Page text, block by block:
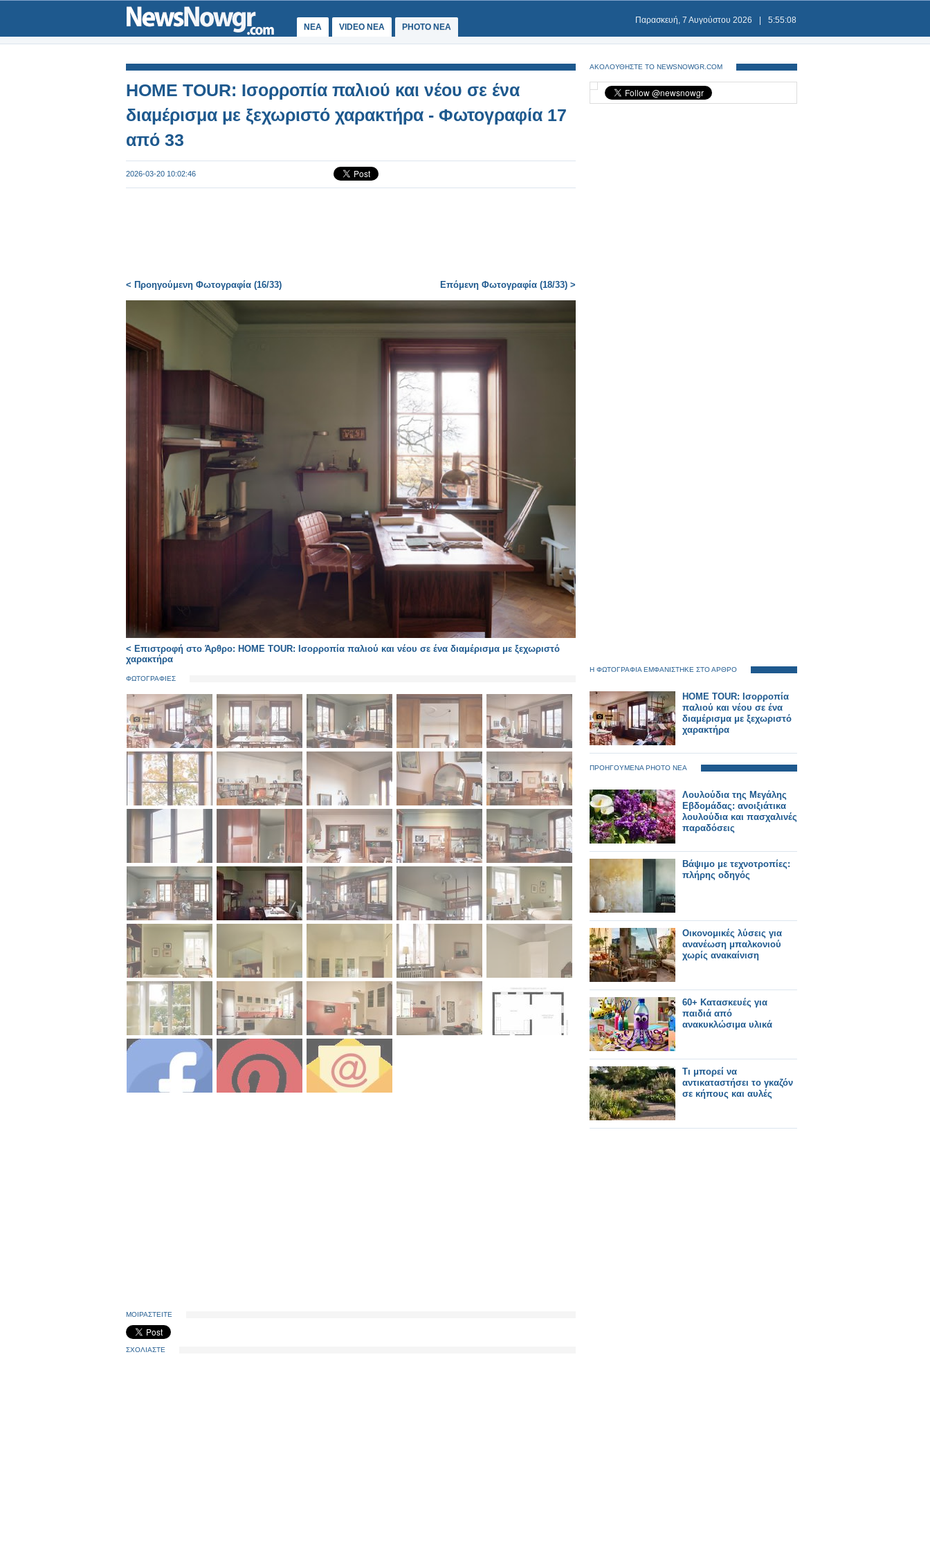
ΝΕΑ VIDEO NEA PHOTO NEA
Παρασκευή, 7 Αυγούστου 2026 5:55:09
HOME TOUR: Ισορροπία παλιού και νέου σε ένα
διαμέρισμα με ξεχωριστό χαρακτήρα - Φωτογραφία 17
από 33
2026-03-20 10:02:46
< Προηγούμενη Φωτογραφία (16/33) Επόμενη Φωτογραφία (18/33) >
< Επιστροφή στο Άρθρο: HOME TOUR: Ισορροπία παλιού και νέου σε ένα διαμέρισμα με ξεχωριστό
χαρακτήρα
ΦΩΤΟΓΡΑΦΙΕΣ
ΜΟΙΡΑΣΤΕΙΤΕ
ΣΧΟΛΙΑΣΤΕ
ΑΚΟΛΟΥΘΗΣΤΕ ΤΟ NEWSNOWGR.COM
Η ΦΩΤΟΓΡΑΦΙΑ ΕΜΦΑΝΙΣΤΗΚΕ ΣΤΟ ΑΡΘΡΟ
HOME TOUR: Ισορροπία
παλιού και νέου σε ένα
διαμέρισμα με ξεχωριστό
χαρακτήρα
ΠΡΟΗΓΟΥΜΕΝΑ PHOTO ΝΕΑ
Λουλούδια της Μεγάλης
Εβδομάδας: ανοιξιάτικα
λουλούδια και πασχαλινές
παραδόσεις
Βάψιμο με τεχνοτροπίες:
πλήρης οδηγός
Οικονομικές λύσεις για
ανανέωση μπαλκονιού
χωρίς ανακαίνιση
60+ Κατασκευές για
παιδιά από
ανακυκλώσιμα υλικά
Τι μπορεί να
αντικαταστήσει το γκαζόν
σε κήπους και αυλές